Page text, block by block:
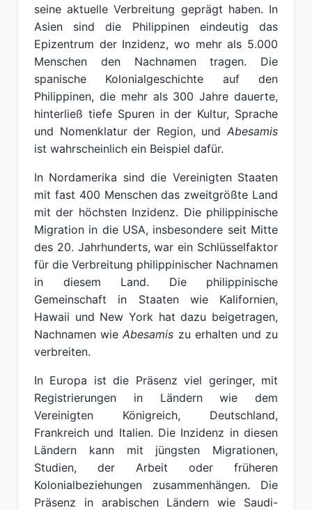
seine aktuelle Verbreitung geprägt haben. In
Asien sind die Philippinen eindeutig das
Epizentrum der Inzidenz, wo mehr als 5.000
Menschen den Nachnamen tragen. Die
spanische Kolonialgeschichte auf den
Philippinen, die mehr als 300 Jahre dauerte,
hinterließ tiefe Spuren in der Kultur, Sprache
und Nomenklatur der Region, und Abesamis
ist wahrscheinlich ein Beispiel dafür.
In Nordamerika sind die Vereinigten Staaten
mit fast 400 Menschen das zweitgrößte Land
mit der höchsten Inzidenz. Die philippinische
Migration in die USA, insbesondere seit Mitte
des 20. Jahrhunderts, war ein Schlüsselfaktor
für die Verbreitung philippinischer Nachnamen
in diesem Land. Die philippinische
Gemeinschaft in Staaten wie Kalifornien,
Hawaii und New York hat dazu beigetragen,
Nachnamen wieAbesamis zu erhalten und zu
verbreiten.
In Europa ist die Präsenz viel geringer, mit
Registrierungen in Ländern wie dem
Vereinigten Königreich, Deutschland,
Frankreich und Italien. Die Inzidenz in diesen
Ländern kann mit jüngsten Migrationen,
Studien, der Arbeit oder früheren
Kolonialbeziehungen zusammenhängen. Die
Präsenz in arabischen Ländern wie Saudi-